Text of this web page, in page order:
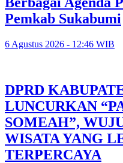
Pemkab Sukabumi
6 Agustus 2026 - 12:46 WIB
DPRD
LUNCURKAN
SOMEAH”,
WISATA YANG
TERPERCAYA